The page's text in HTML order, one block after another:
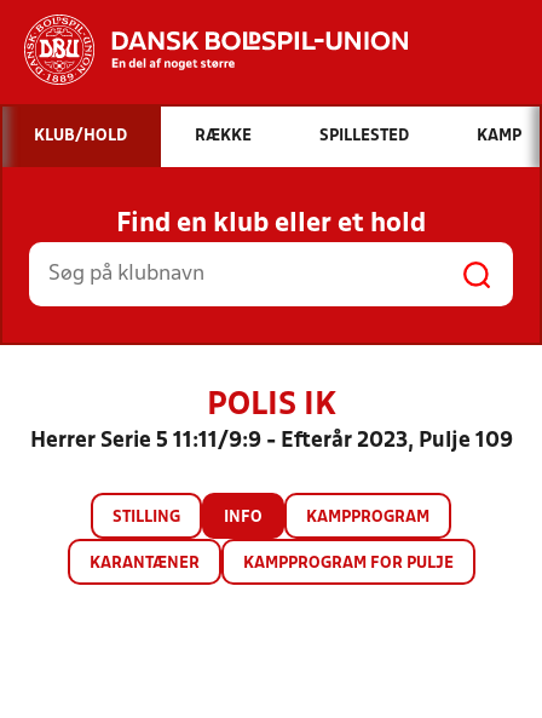
Hvad vil du søge efter?
INDHOLD OG NYHEDER
STILLINGER, RESULTATER, KLUBBER OG
HOLD
KLUB/HOLD RÆKKE SPILLESTED KAMP
Find en klub eller et hold
POLIS IK
Herrer Serie 5 11:11/9:9 - Efterår 2023, Pulje 109
STILLING INFO KAMPPROGRAM
KARANTÆNER KAMPPROGRAM FOR PULJE